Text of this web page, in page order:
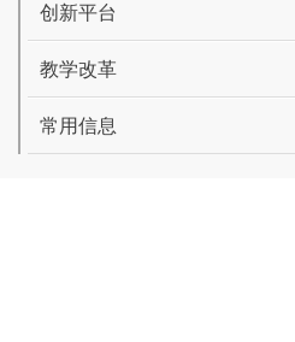
创新平台
教学改革
常用信息